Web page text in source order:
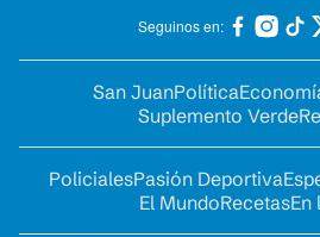
Seguinos en:
San JuanPolítica
Suplemento Verde
PolicialesPasión Deportiva
El MundoRecetasEn